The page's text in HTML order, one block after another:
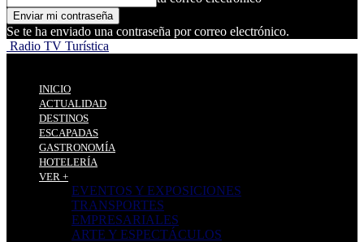
Se te ha enviado una contraseña por correo electrónico.
Radio TV Turística
INICIO
ACTUALIDAD
DESTINOS
ESCAPADAS
GASTRONOMÍA
HOTELERÍA
VER +
EVENTOS Y EXPOSICIONES
TRANSPORTES
EMPRESARIALES
ARTE Y ESPECTÁCULOS